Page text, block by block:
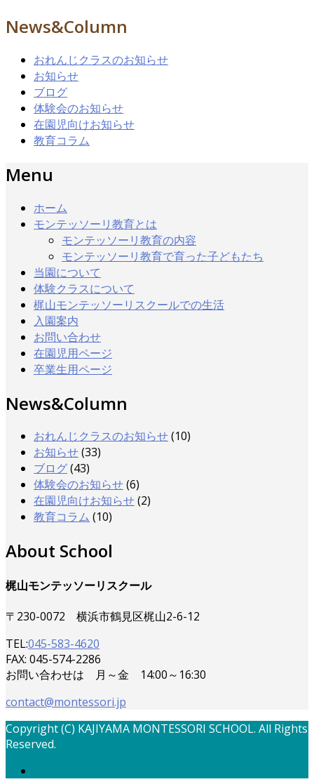
News&Column
おれんじクラスのお知らせ
お知らせ
ブログ
体験会のお知らせ
在園児向けお知らせ
教育コラム
Menu
ホーム
モンテッソーリ教育とは
モンテッソーリ教育の内容
モンテッソーリ教育で育った子どもたち
当園について
体験クラスについて
梶山モンテッソーリスクールでの生活
入園案内
お問い合わせ
在園児用ページ
卒業生用ページ
News&Column
おれんじクラスのお知らせ(10)
お知らせ(33)
ブログ(43)
体験会のお知らせ(6)
在園児向けお知らせ(2)
教育コラム (10)
About School
梶山モンテッソーリスクール
〒230-0072 横浜市鶴見区梶山2-6-12
TEL:045-583-4620
FAX: 045-574-2286
お問い合わせは 月～金 14:00～16:30
contact@montessori.jp
Copyright (C) KAJIYAMA MONTESSORI SCHOOL. All Rights
Reserved.